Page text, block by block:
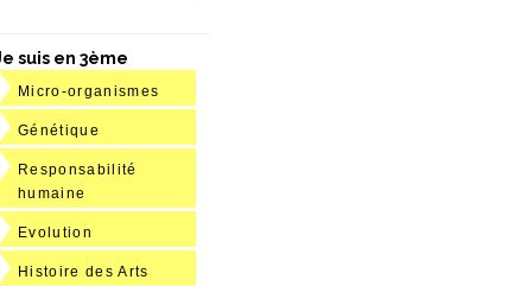
suis en 3ème
Micro-organismes
Génétique
Responsabilité
humaine
Evolution
Histoire des Arts